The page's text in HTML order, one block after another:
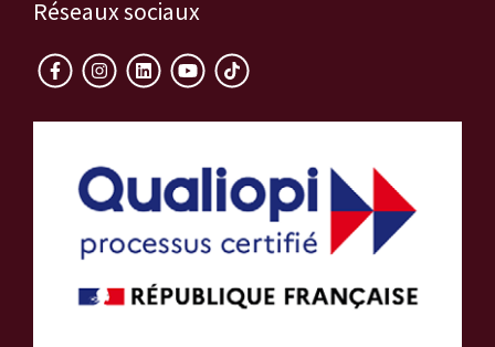
Réseaux sociaux